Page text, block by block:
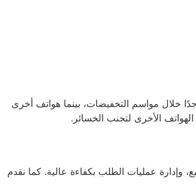
خلال مواسم التخفيضات، بينما هواتف أخرى
الأخرى لتجنب الخسائر.
وإدارة عمليات الطلب بكفاءة عالية. كما نقدم